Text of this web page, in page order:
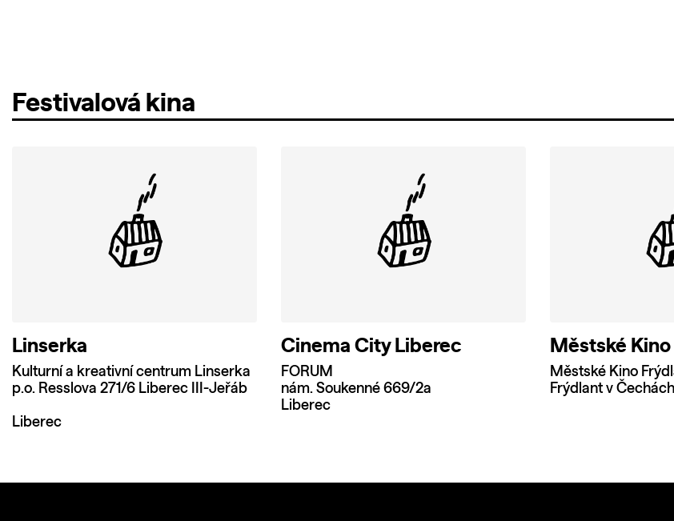
Festivalová kina
Linserka
Kulturní a kreativní centrum Linserka
p.o. Resslova 271/6 Liberec III-Jeřáb
Liberec
Cinema City Liberec
FORUM
nám. Soukenné 669/2a
Liberec
Městské
Městské Kino
Frýdlant v Čechách